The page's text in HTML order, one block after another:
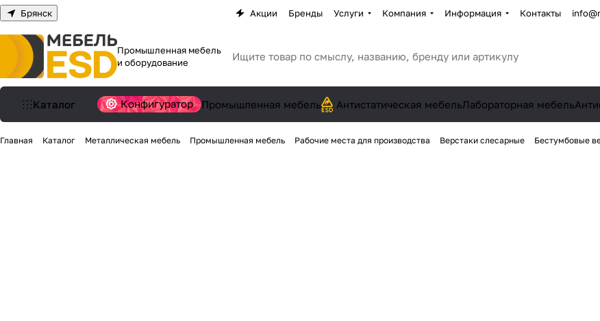
Брянск Акции Бренды Услуги Компания Информация Контакты
Промышленная мебель
и оборудование
Каталог Конфигуратор Промышленная мебель Антистатическая мебельЛабораторная мебель
Главная Каталог Металлическая мебель Промышленная мебель Рабочие места для производства Верстаки слесарные Бестумбовые